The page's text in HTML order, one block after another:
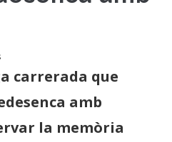
carrerada que
amb
la memòria